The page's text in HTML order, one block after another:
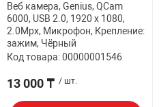
Веб камера, Genius, QCam
6000, USB 2.0, 1920 x 1080,
2.0Mpx, Микрофон, Крепление:
зажим, Чёрный
Код товара: 00000001546
13 000 ₸ / шт.